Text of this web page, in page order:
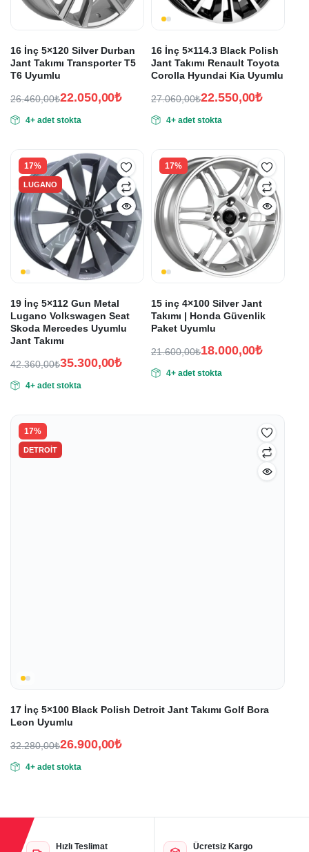
16 İnç 5×120 Silver Durban
Jant Takımı Transporter T5
T6 Uyumlu
26.460,00₺
fiyat:
22.050,00₺
andaki
22.050,00₺.
4+ adet stokta
16 İnç 5×114.3 Black Polish
Jant Takımı Renault Toyota
Corolla Hyundai Kia Uyumlu
27.060,00₺
fiyat:
22.550,00₺
andaki
22.550,00₺.
4+ adet stokta
17%
LUGANO
19 İnç 5×112 Gun Metal
Lugano Volkswagen Seat
Skoda Mercedes Uyumlu
Jant Takımı
42.360,00₺
fiyat:
35.300,00₺
andaki
35.300,00₺.
4+ adet stokta
17%
15 inç 4×100 Silver Jant
Takımı | Honda Güvenlik
Paket Uyumlu
21.600,00₺
fiyat:
18.000,00₺
andaki
4+ adet stokta
17%
DETROIT
17 İnç 5×100 Black Polish Detroit Jant Takımı Golf Bora
Leon Uyumlu
32.280,00₺
fiyat:
26.900,00₺
andaki
4+ adet stokta
Hızlı Teslimat Ücretsiz Kargo